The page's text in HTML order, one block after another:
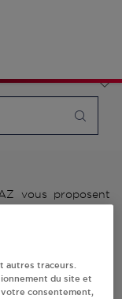
vente (revendeur /
gaz ou station GPL
vous proposent
le numéro de
autres traceurs.
du site et
consentement,